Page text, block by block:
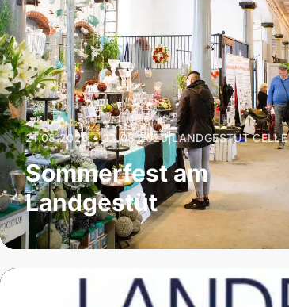
21.08.2026 – 23.08.2026|LANDGESTÜT CELLE
Sommerfest am
Landgestüt